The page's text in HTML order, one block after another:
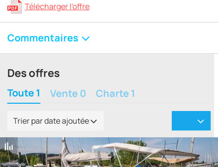
Télécharger l'offre
Commentaires
Des offres
Toute 1 Vente 0 Charte 1
Trier par date ajoutée